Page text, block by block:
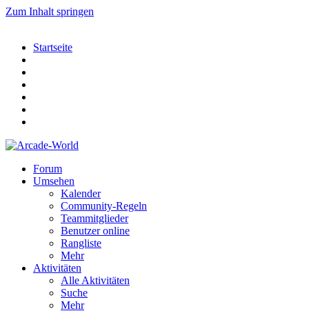
Zum Inhalt springen
Startseite
Forum
Umsehen
Kalender
Community-Regeln
Teammitglieder
Benutzer online
Rangliste
Mehr
Aktivitäten
Alle Aktivitäten
Suche
Mehr